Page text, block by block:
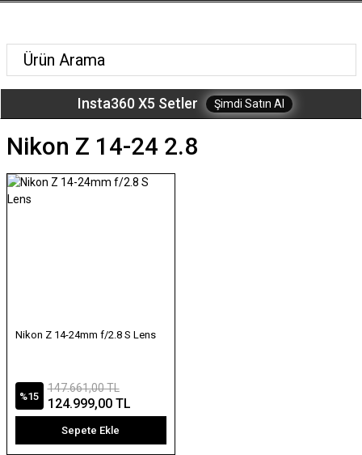
Insta360 X5 Setler Şimdi Satın Al
Nikon Z 14-24 2.8
Nikon Z 14-24mm f/2.8 S Lens
%15
147.661,00 TL
124.999,00 TL
Sepete Ekle